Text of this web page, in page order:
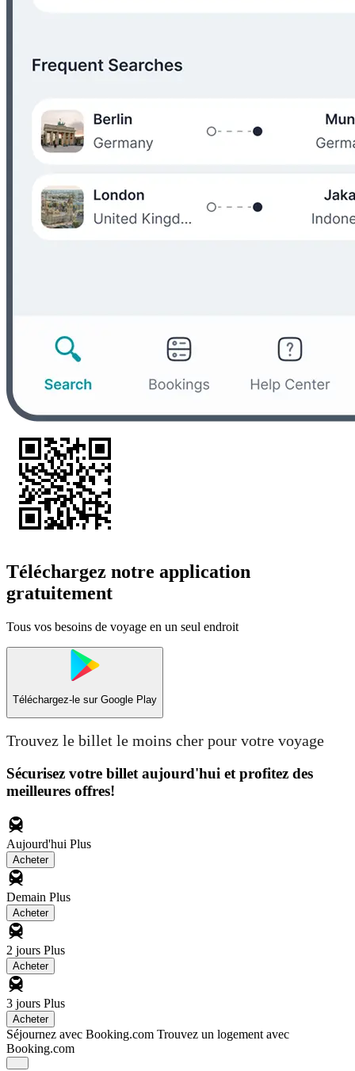
Téléchargez notre application
gratuitement
Tous vos besoins de voyage en un seul endroit
Téléchargez-le sur Google Play
Trouvez le billet le moins cher pour votre voyage
Sécurisez votre billet aujourd'hui et profitez des
meilleures offres!
Aujourd'hui Plus
Acheter
Demain Plus
Acheter
2 jours Plus
Acheter
3 jours Plus
Acheter
Séjournez avec Booking.com Trouvez un logement avec
Booking.com